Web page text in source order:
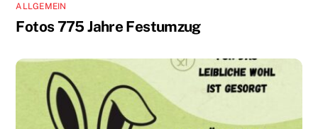
ALLGEMEIN
Fotos 775 Jahre Festumzug